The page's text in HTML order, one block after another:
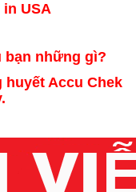
in USA
bạn những gì?
Accu Chek